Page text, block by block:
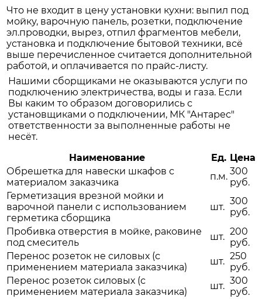
Что не входит в цену установки кухни: выпил под
мойку, варочную панель, розетки, подключение
эл.проводки, вырез, отпил фрагментов мебели,
установка и подключение бытовой техники, всё
выше перечисленное считается дополнительной
работой, и оплачивается по прайс-листу.
Нашими сборщиками не оказываются услуги по
подключению электричества, воды и газа. Если
Вы каким то образом договорились с
установщиками о подключении, МК "Антарес"
ответственности за выполненные работы не
несёт.
Наименование
Ед. Цена
Обрешетка для навески шкафов с
материалом заказчика
п.м. 300
руб.
Герметизация врезной мойки и
варочной панели с использованием
герметика сборщика
шт.
300
руб.
Пробивка отверстия в мойке, раковине
под смеситель
шт. 200
руб.
Перенос розеток не силовых (с
применением материала заказчика)
шт. 250
руб.
Перенос розеток силовых (с
применением материала заказчика)
шт. 300
руб.